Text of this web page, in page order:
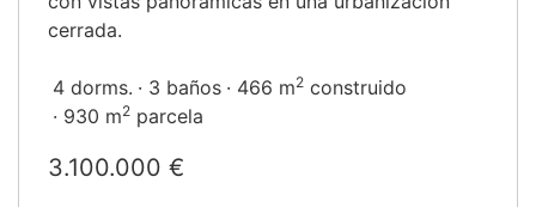
cerrada.
4 dorms. 3 baños 466 m2 construido
930 m2 parcela
3.100.000 €